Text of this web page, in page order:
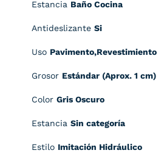
Estancia Baño Cocina
Antideslizante Si
Uso Pavimento,Revestimiento
Grosor Estándar (Aprox. 1 cm)
Color Gris Oscuro
Estancia Sin categoría
Estilo Imitación Hidráulico